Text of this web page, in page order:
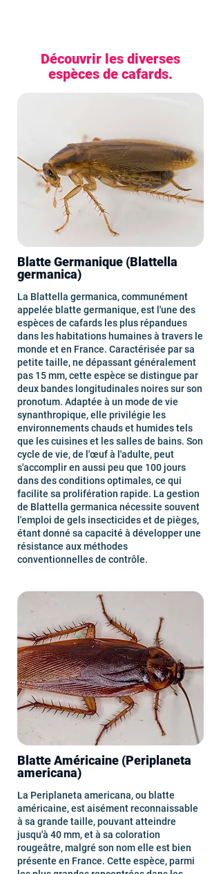
Découvrir les diverses
espèces de cafards.
Blatte Germanique (Blattella
germanica)
La Blattella germanica, communément
appelée blatte germanique, est l'une des
espèces de cafards les plus répandues
dans les habitations humaines à travers le
monde et en France. Caractérisée par sa
petite taille, ne dépassant généralement
pas 15 mm, cette espèce se distingue par
deux bandes longitudinales noires sur son
pronotum. Adaptée à un mode de vie
synanthropique, elle privilégie les
environnements chauds et humides tels
que les cuisines et les salles de bains. Son
cycle de vie, de l'œuf à l'adulte, peut
s'accomplir en aussi peu que 100 jours
dans des conditions optimales, ce qui
facilite sa prolifération rapide. La gestion
de Blattella germanica nécessite souvent
l'emploi de gels insecticides et de pièges,
étant donné sa capacité à développer une
résistance aux méthodes
conventionnelles de contrôle.
Blatte Américaine (Periplaneta
americana)
La Periplaneta americana, ou blatte
américaine, est aisément reconnaissable
à sa grande taille, pouvant atteindre
jusqu'à 40 mm, et à sa coloration
rougeâtre, malgré son nom elle est bien
présente en France. Cette espèce, parmi